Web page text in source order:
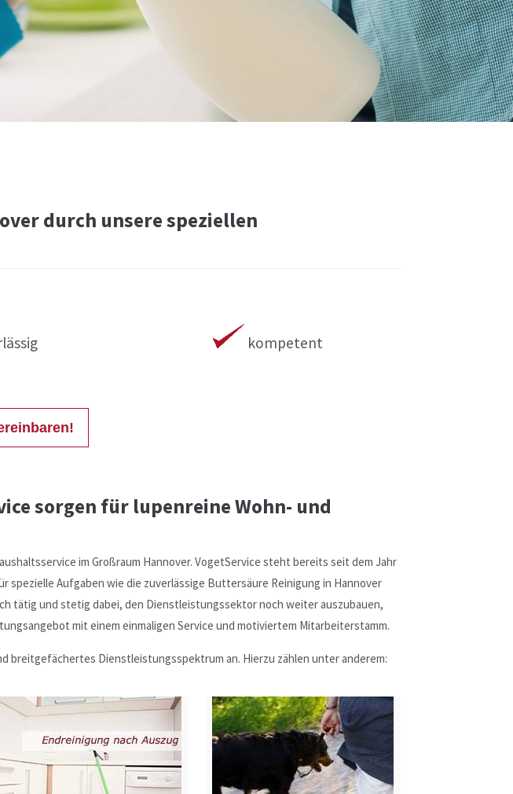
durch unsere speziellen
kompetent
sorgen für lupenreine Wohn- und
im Großraum Hannover. VogetService steht bereits seit dem Jahr
spezielle Aufgaben wie die zuverlässige Buttersäure Reinigung in Hannover
tätig und stetig dabei, den Dienstleistungssektor noch weiter auszubauen,
mit einem einmaligen Service und motiviertem Mitarbeiterstamm.
Dienstleistungsspektrum an. Hierzu zählen unter anderem: